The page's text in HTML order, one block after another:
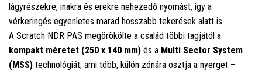
lágyrészekre, inakra és erekre nehezedő nyomást, így a
vérkeringés egyenletes marad hosszabb tekerések alatt is.
A Scratch NDR PAS megörökölte a család többi tagjától a
kompakt méretet (250 x 140 mm) és a Multi Sector System
(MSS) technológiát, ami több, külön zónára osztja a nyerget –